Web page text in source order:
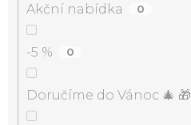
Akční nabídka 0
-5 % 0
Doručíme do Vánoc 🎄 🎁